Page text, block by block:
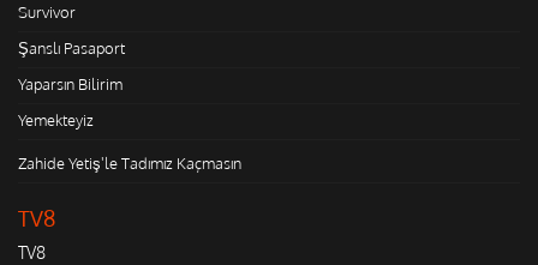
Survivor
Şanslı Pasaport
Yaparsın Bilirim
Yemekteyiz
Zahide Yetiş'le Tadımız Kaçmasın
TV8
TV8